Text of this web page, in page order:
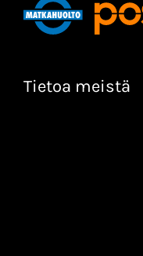
Tietoa meistä